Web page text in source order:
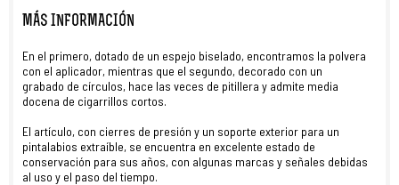
MÁS INFORMACIÓN
En el primero, dotado de un espejo biselado, encontramos la polvera
con el aplicador, mientras que el segundo, decorado con un
grabado de círculos, hace las veces de pitillera y admite media
docena de cigarrillos cortos.
El artículo, con cierres de presión y un soporte exterior para un
pintalabios extraíble, se encuentra en excelente estado de
conservación para sus años, con algunas marcas y señales debidas
al uso y el paso del tiempo.